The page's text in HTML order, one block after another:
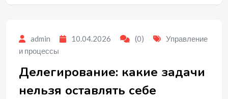
admin 10.04.2026 (0)
Управление
и процессы
Делегирование: какие задачи
нельзя оставлять себе